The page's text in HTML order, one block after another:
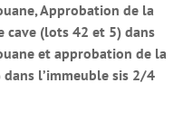
Approbation de la
cave (lots 42 et 5) dans
et approbation de la
l’immeuble sis 2/4